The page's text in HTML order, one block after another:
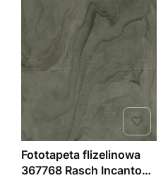
Fototapeta flizelinowa
367768 Rasch Incanto